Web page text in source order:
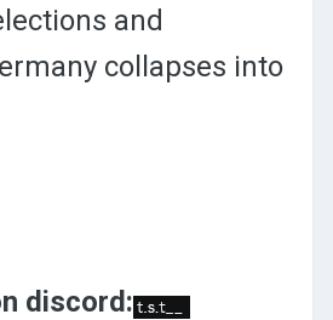
and
collapses into
discord: